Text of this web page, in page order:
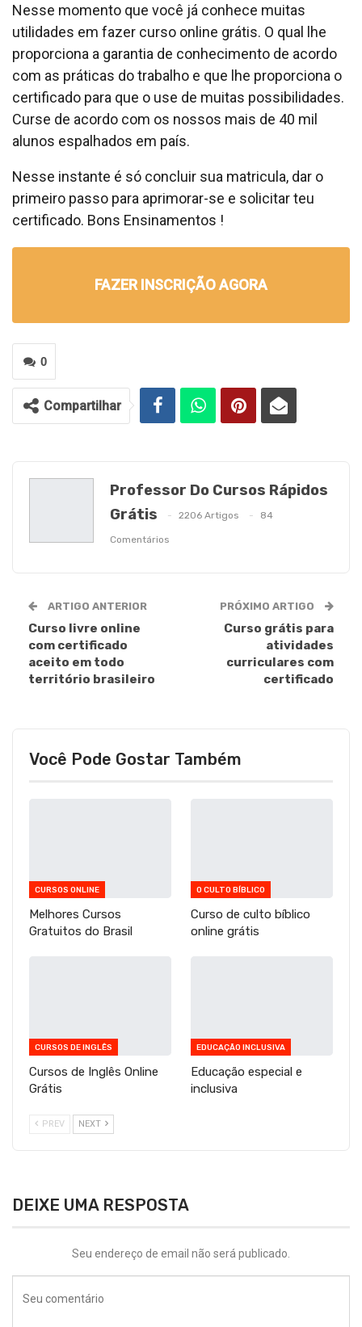
Nesse momento que você já conhece muitas
utilidades em fazer curso online grátis. O qual lhe
proporciona a garantia de conhecimento de acordo
com as práticas do trabalho e que lhe proporciona o
certificado para que o use de muitas possibilidades.
Curse de acordo com os nossos mais de 40 mil
alunos espalhados em país.
Nesse instante é só concluir sua matricula, dar o
primeiro passo para aprimorar-se e solicitar teu
certificado. Bons Ensinamentos !
FAZER INSCRIÇÃO AGORA
0
Compartilhar
Professor Do Cursos Rápidos
Grátis
2206 Artigos 84
Comentários
ARTIGO ANTERIOR
Curso livre online
com certificado
aceito em todo
território brasileiro
PRÓXIMO ARTIGO
Curso grátis para
atividades
curriculares com
certificado
Você Pode Gostar Também
CURSOS ONLINE
Melhores Cursos
Gratuitos do Brasil
O CULTO BÍBLICO
Curso de culto bíblico
online grátis
CURSOS DE INGLÊS
Cursos de Inglês Online
Grátis
EDUCAÇÃO INCLUSIVA
Educação especial e
inclusiva
PREV NEXT
DEIXE UMA RESPOSTA
Seu endereço de email não será publicado.